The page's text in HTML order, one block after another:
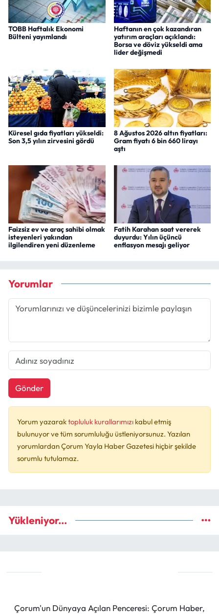
TOBB Haftalık Ekonomi
Bülteni yayımlandı
Haftanın en çok kazandıran
yatırım araçları açıklandı:
Borsa ve döviz yükseldi ama
lider değişmedi
Küresel gıda fiyatları yükseldi:
Son 3,5 yılın zirvesini gördü
8 Ağustos 2026 altın fiyatları:
Gram fiyatı 6 bin 660 lirayı
aştı
Faizsiz ev ve araç sahibi olmak
isteyenleri yakından
ilgilendiren yeni düzenleme
Fatih Karahan saat vererek
duyurdu: Yılın üçüncü
enflasyon mesajı geliyor
Yorumlar
Gönder
Yorum yazaraktopluluk kurallarımızı kabul etmiş
bulunuyor ve tüm sorumluluğu üstleniyorsunuz. Yazılan
yorumlardan Çorum Yayla Haber Gazetesi hiçbir şekilde
sorumlu tutulamaz.
Yükleniyor...
Çorum'un Dünyaya Açılan Penceresi: Çorum Haber,